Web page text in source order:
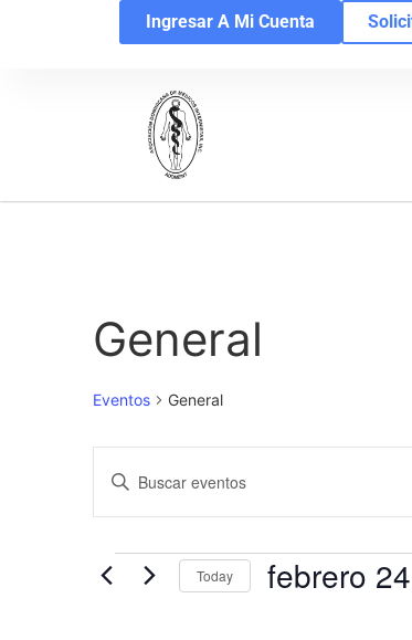
Ingresar A Mi Cuenta
General
Eventos General
Navegación
de
búsqueda
y
Introduce
clave.
Eventos
para
Today febrero